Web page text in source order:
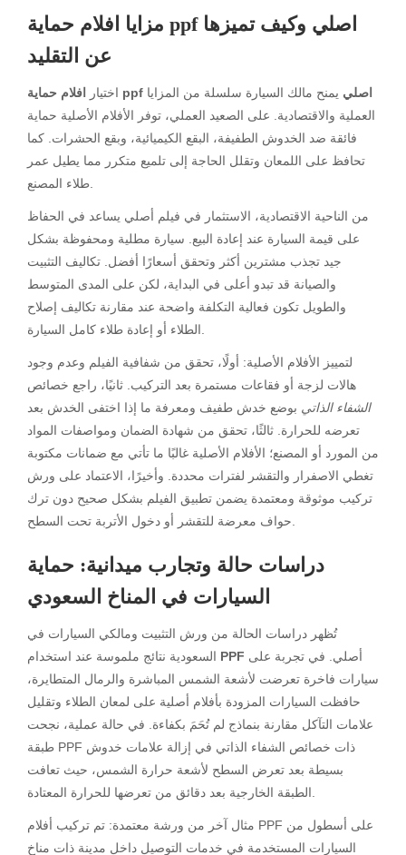
مزايا افلام حماية ppf اصلي وكيف تميزها
عن التقليد
اختيار افلام حماية ppf اصلي يمنح مالك السيارة سلسلة من المزايا
العملية والاقتصادية. على الصعيد العملي، توفر الأفلام الأصلية حماية
فائقة ضد الخدوش الطفيفة، البقع الكيميائية، وبقع الحشرات. كما
تحافظ على اللمعان وتقلل الحاجة إلى تلميع متكرر مما يطيل عمر
من الناحية الاقتصادية، الاستثمار في فيلم أصلي يساعد في الحفاظ
على قيمة السيارة عند إعادة البيع. سيارة مطلية ومحفوظة بشكل
جيد تجذب مشترين أكثر وتحقق أسعارًا أفضل. تكاليف التثبيت
والصيانة قد تبدو أعلى في البداية، لكن على المدى المتوسط
والطويل تكون فعالية التكلفة واضحة عند مقارنة تكاليف إصلاح
لتمييز الأفلام الأصلية: أولًا، تحقق من شفافية الفيلم وعدم وجود
هالات لزجة أو فقاعات مستمرة بعد التركيب. ثانيًا، راجع خصائص
الشفاء الذاتي بوضع خدش طفيف ومعرفة ما إذا اختفى الخدش بعد
تعرضه للحرارة. ثالثًا، تحقق من شهادة الضمان ومواصفات المواد
من المورد أو المصنع؛ الأفلام الأصلية غالبًا ما تأتي مع ضمانات مكتوبة
تغطي الاصفرار والتقشر لفترات محددة. وأخيرًا، الاعتماد على ورش
تركيب موثوقة ومعتمدة يضمن تطبيق الفيلم بشكل صحيح دون ترك
حواف معرضة للتقشر أو دخول الأتربة تحت السطح.
دراسات حالة وتجارب ميدانية: حماية
السيارات في المناخ السعودي
تُظهر دراسات الحالة من ورش التثبيت ومالكي السيارات في
PPF
سيارات فاخرة تعرضت لأشعة الشمس المباشرة والرمال المتطايرة،
حافظت السيارات المزودة بأفلام أصلية على لمعان الطلاء وتقليل
علامات التآكل مقارنة بنماذج لم تُحَمَ بكفاءة. في حالة عملية، نجحت
طبقة PPF ذات خصائص الشفاء الذاتي في إزالة علامات خدوش
بسيطة بعد تعرض السطح لأشعة حرارة الشمس، حيث تعافت
مثال آخر من ورشة معتمدة: تم تركيب أفلام PPF على أسطول من
السيارات المستخدمة في خدمات التوصيل داخل مدينة ذات مناخ